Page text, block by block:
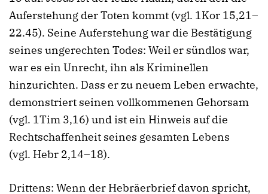
Auferstehung der Toten kommt (vgl. 1Kor 15,21–
22.45). Seine Auferstehung war die Bestätigung
seines ungerechten Todes: Weil er sündlos war,
war es ein Unrecht, ihn als Kriminellen
hinzurichten. Dass er zu neuem Leben erwachte,
demonstriert seinen vollkommenen Gehorsam
(vgl. 1Tim 3,16) und ist ein Hinweis auf die
Rechtschaffenheit seines gesamten Lebens
(vgl. Hebr 2,14–18).
Drittens: Wenn der Hebräerbrief davon spricht,